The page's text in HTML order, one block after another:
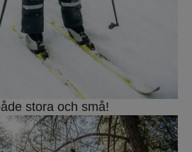
stora och små!